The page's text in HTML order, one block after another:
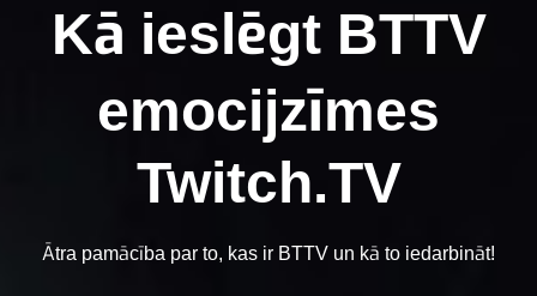
Kā ieslēgt BTTV
emocijzīmes
Twitch.TV
Ātra pamācība par to, kas ir BTTV un kā to iedarbināt!